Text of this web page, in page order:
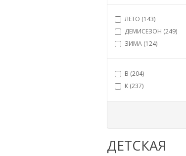
ЛЕТО (143)
ДЕМИСЕЗОН (249)
ЗИМА (124)
В (204)
К (237)
ДЕТСКАЯ